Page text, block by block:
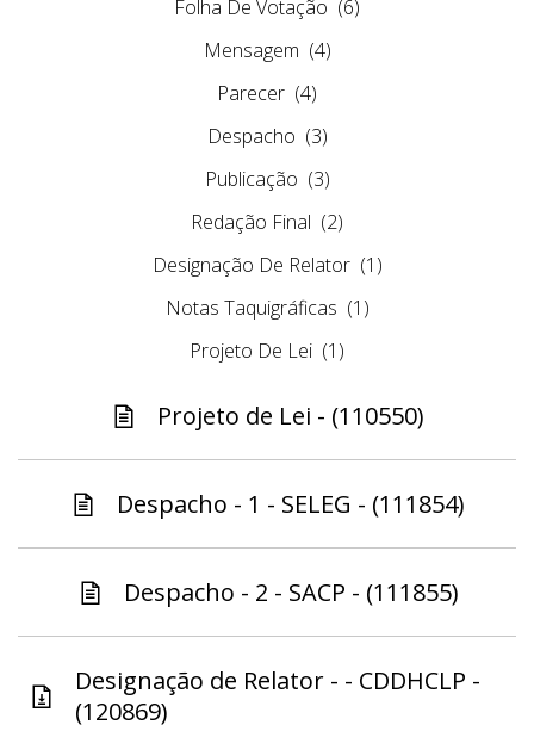
Folha De Votação (6)
Mensagem (4)
Parecer (4)
Despacho (3)
Publicação (3)
Redação Final (2)
Designação De Relator (1)
Notas Taquigráficas (1)
Projeto De Lei (1)
Projeto de Lei - (110550)
Despacho - 1 - SELEG - (111854)
Despacho - 2 - SACP - (111855)
Designação de Relator - - CDDHCLP -
(120869)